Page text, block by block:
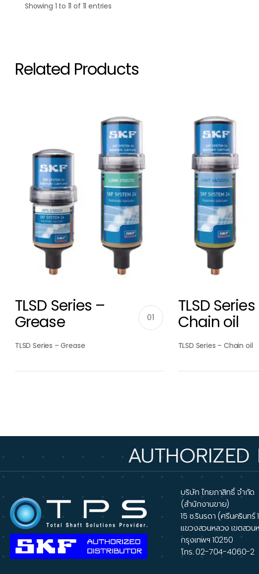
Showing 1 to 11 of 11 entries
Related Products
TLSD Series –
Grease 01
TLSD Series – Grease
TLSD
Chain oil
TLSD Series – Chain oil
AUTHORIZED
บริษัท ไทยภาสิทธิ์ จำกัด
(สำนักงานขาย)
15 ซ.รินรดา (ศรีนครินทร์
แขวงสวนหลวง เขตสวน
กรุงเทพฯ 10250
โทร.02-704-4060-2